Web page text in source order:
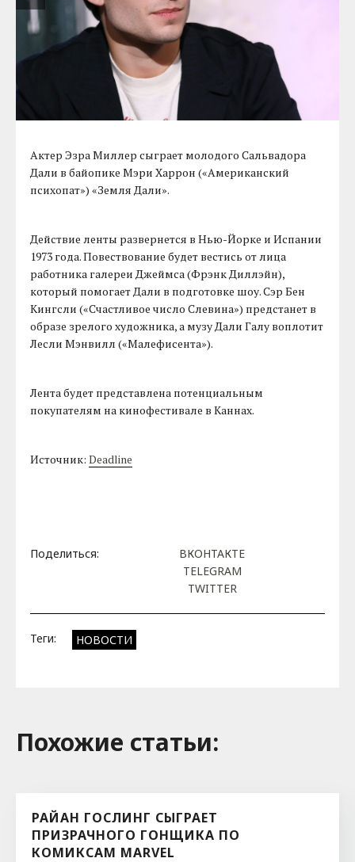
Актер Эзра Миллер сыграет молодого Сальвадора
Дали в байопике Мэри Харрон («Американский
психопат») «Земля Дали».
Действие ленты развернется в Нью-Йорке и Испании
1973 года. Повествование будет вестись от лица
работника галереи Джеймса (Фрэнк Диллэйн),
который помогает Дали в подготовке шоу. Сэр Бен
Кингсли («Счастливое число Слевина») предстанет в
образе зрелого художника, а музу Дали Галу воплотит
Лесли Мэнвилл («Малефисента»).
Лента будет представлена потенциальным
покупателям на кинофестивале в Каннах.
Источник:Deadline
Поделиться:
ВКОНТАКТЕ
TELEGRAM
TWITTER
Теги: НОВОСТИ
Похожие cтатьи:
РАЙАН ГОСЛИНГ СЫГРАЕТ
ПРИЗРАЧНОГО ГОНЩИКА ПО
КОМИКСАМ MARVEL